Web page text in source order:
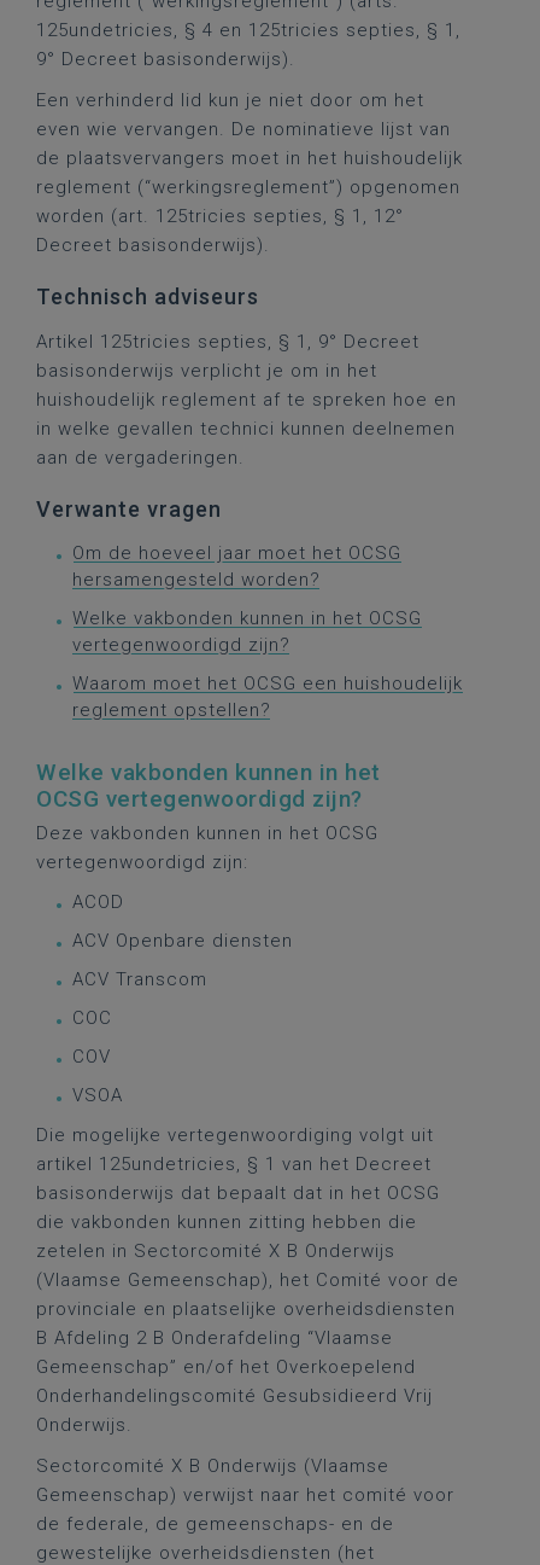
125undetricies, § 4 en 125tricies septies, § 1,
9° Decreet basisonderwijs).
Een verhinderd lid kun je niet door om het
even wie vervangen. De nominatieve lijst van
de plaatsvervangers moet in het huishoudelijk
reglement (“werkingsreglement”) opgenomen
worden (art. 125tricies septies, § 1, 12°
Decreet basisonderwijs).
Technisch adviseurs
Artikel 125tricies septies, § 1, 9° Decreet
basisonderwijs verplicht je om in het
huishoudelijk reglement af te spreken hoe en
in welke gevallen technici kunnen deelnemen
aan de vergaderingen.
Verwante vragen
Om de hoeveel jaar moet het OCSG
hersamengesteld worden?
Welke vakbonden kunnen in het OCSG
vertegenwoordigd zijn?
Waarom moet het OCSG een huishoudelijk
reglement opstellen?
Welke vakbonden kunnen in het
OCSG vertegenwoordigd zijn?
Deze vakbonden kunnen in het OCSG
vertegenwoordigd zijn:
ACOD
ACV Openbare diensten
ACV Transcom
COC
COV
VSOA
Die mogelijke vertegenwoordiging volgt uit
artikel 125undetricies, § 1 van het Decreet
basisonderwijs dat bepaalt dat in het OCSG
die vakbonden kunnen zitting hebben die
zetelen in Sectorcomité X B Onderwijs
(Vlaamse Gemeenschap), het Comité voor de
provinciale en plaatselijke overheidsdiensten
B Afdeling 2 B Onderafdeling “Vlaamse
Gemeenschap” en/of het Overkoepelend
Onderhandelingscomité Gesubsidieerd Vrij
Onderwijs.
Sectorcomité X B Onderwijs (Vlaamse
Gemeenschap) verwijst naar het comité voor
de federale, de gemeenschaps- en de
gewestelijke overheidsdiensten (het